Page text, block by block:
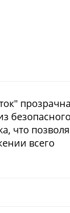
что
всего